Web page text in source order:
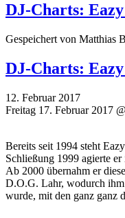
DJ-Charts:
Gespeichert von Matthias
DJ-Charts:
12. Februar 2017
Freitag 17. Februar 2017
Bereits seit 1994 steht
Schließung 1999 agierte
Ab 2000 übernahm er
D.O.G. Lahr, wodurch
wurde, mit den ganz ganz